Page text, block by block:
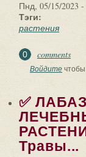
Пнд, 05/15/2023 -
Тэги:
растения
0 comments
Войдите
✅
Травы...